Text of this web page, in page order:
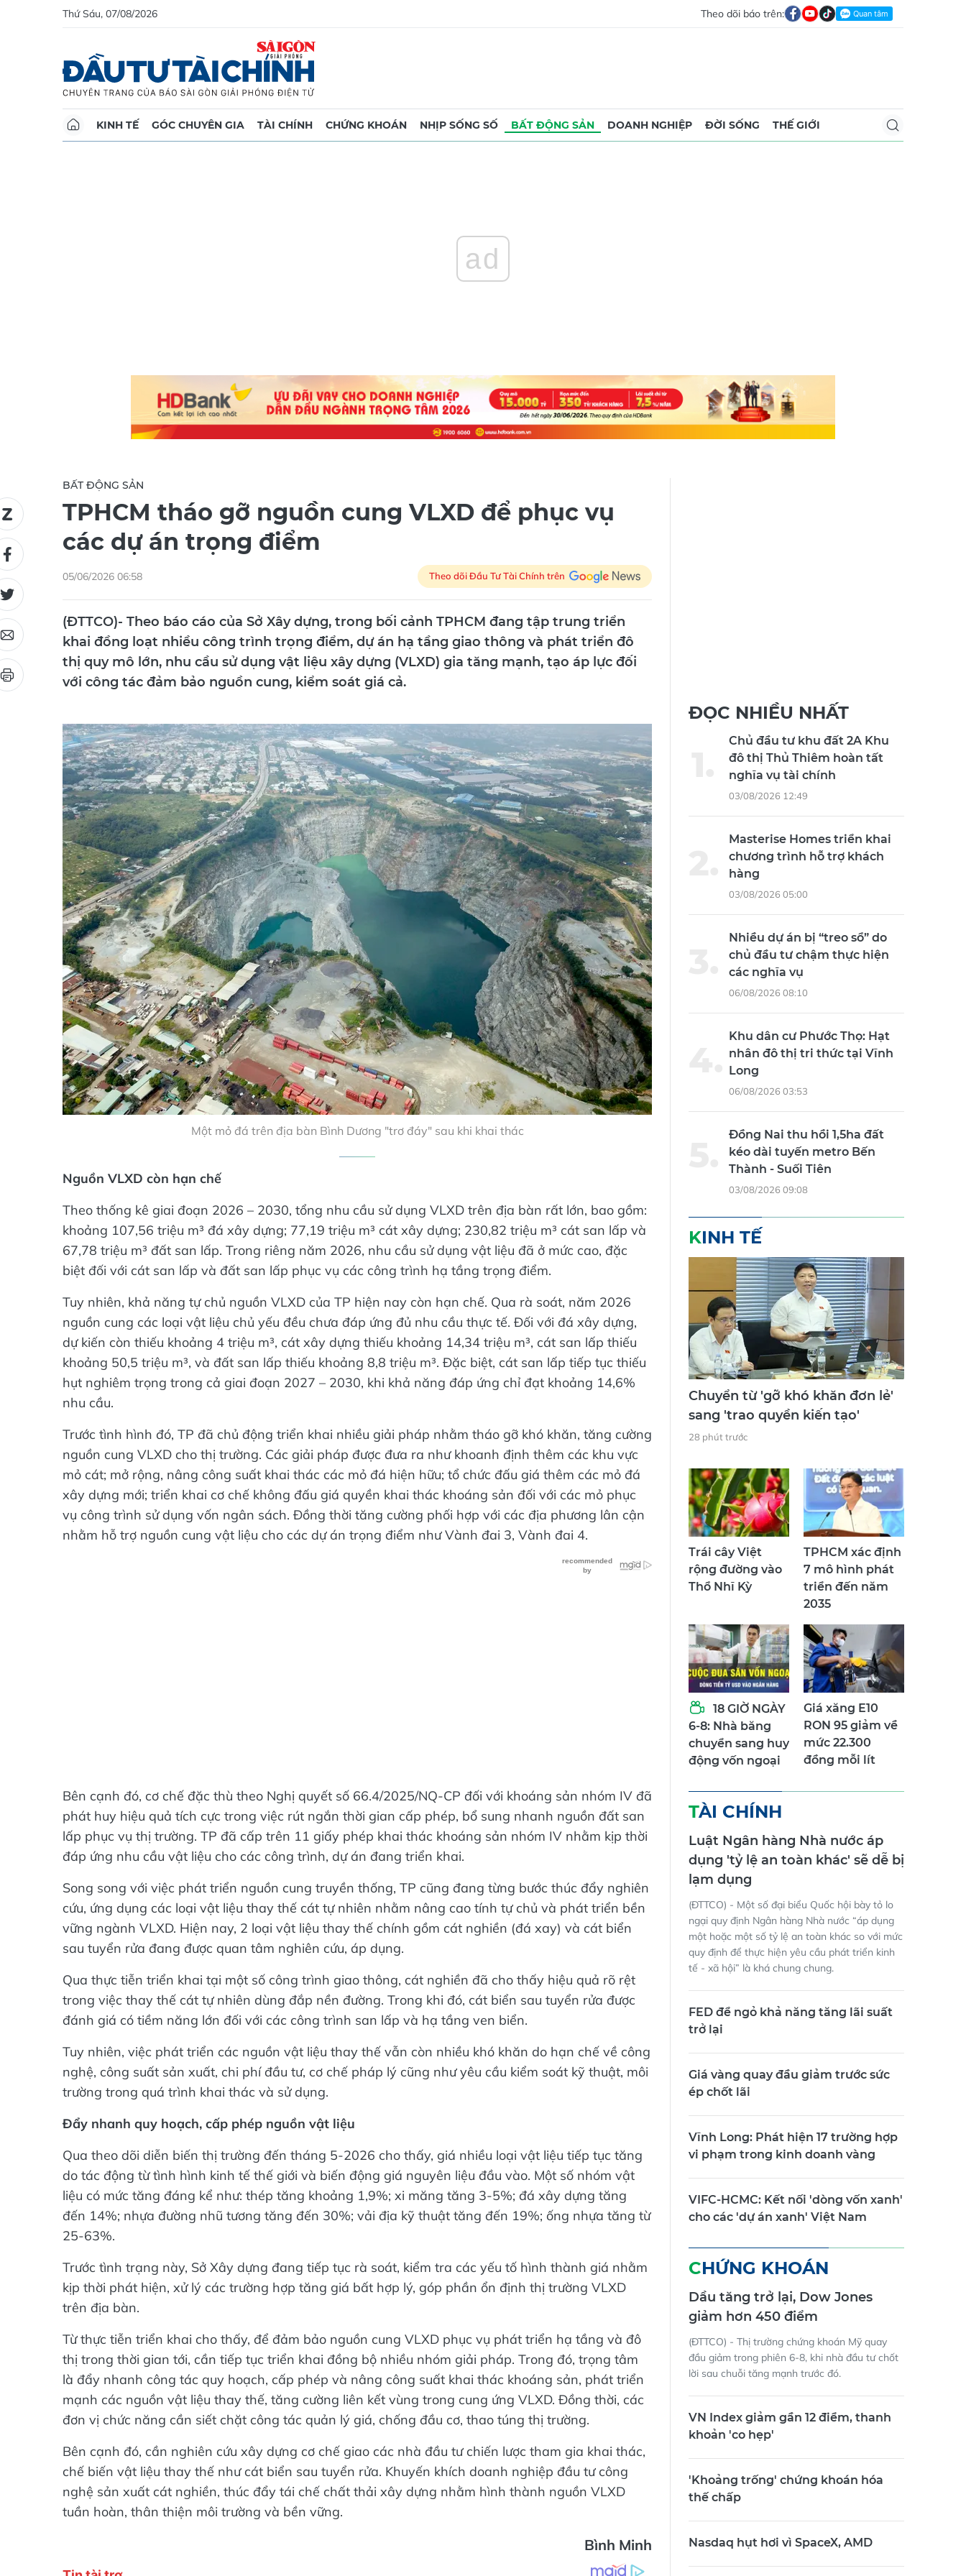
Thứ Sáu, 07/08/2026 Theo dõi báo trên:
KINH TẾ GÓC CHUYÊN GIA TÀI CHÍNH CHỨNG KHOÁN NHỊP SỐNG SỐ BẤT ĐỘNG SẢN DOANH NGHIỆP ĐỜI SỐNG THẾ GIỚI
ad
BẤT ĐỘNG SẢN
TPHCM tháo gỡ nguồn cung VLXD để phục vụ
các dự án trọng điểm
05/06/2026 06:58 Theo dõi Đầu Tư Tài Chính trên
(ĐTTCO)- Theo báo cáo của Sở Xây dựng, trong bối cảnh TPHCM đang tập trung triển
khai đồng loạt nhiều công trình trọng điểm, dự án hạ tầng giao thông và phát triển đô
thị quy mô lớn, nhu cầu sử dụng vật liệu xây dựng (VLXD) gia tăng mạnh, tạo áp lực đối
với công tác đảm bảo nguồn cung, kiểm soát giá cả.
Một mỏ đá trên địa bàn Bình Dương "trơ đáy" sau khi khai thác
Nguồn VLXD còn hạn chế
Theo thống kê giai đoạn 2026 – 2030, tổng nhu cầu sử dụng VLXD trên địa bàn rất lớn, bao gồm:
khoảng 107,56 triệu m³ đá xây dựng; 77,19 triệu m³ cát xây dựng; 230,82 triệu m³ cát san lấp và
67,78 triệu m³ đất san lấp. Trong riêng năm 2026, nhu cầu sử dụng vật liệu đã ở mức cao, đặc
biệt đối với cát san lấp và đất san lấp phục vụ các công trình hạ tầng trọng điểm.
Tuy nhiên, khả năng tự chủ nguồn VLXD của TP hiện nay còn hạn chế. Qua rà soát, năm 2026
nguồn cung các loại vật liệu chủ yếu đều chưa đáp ứng đủ nhu cầu thực tế. Đối với đá xây dựng,
dự kiến còn thiếu khoảng 4 triệu m³, cát xây dựng thiếu khoảng 14,34 triệu m³, cát san lấp thiếu
khoảng 50,5 triệu m³, và đất san lấp thiếu khoảng 8,8 triệu m³. Đặc biệt, cát san lấp tiếp tục thiếu
hụt nghiêm trọng trong cả giai đoạn 2027 – 2030, khi khả năng đáp ứng chỉ đạt khoảng 14,6%
nhu cầu.
Trước tình hình đó, TP đã chủ động triển khai nhiều giải pháp nhằm tháo gỡ khó khăn, tăng cường
nguồn cung VLXD cho thị trường. Các giải pháp được đưa ra như khoanh định thêm các khu vực
mỏ cát; mở rộng, nâng công suất khai thác các mỏ đá hiện hữu; tổ chức đấu giá thêm các mỏ đá
xây dựng mới; triển khai cơ chế không đấu giá quyền khai thác khoáng sản đối với các mỏ phục
vụ công trình sử dụng vốn ngân sách. Đồng thời tăng cường phối hợp với các địa phương lân cận
nhằm hỗ trợ nguồn cung vật liệu cho các dự án trọng điểm như Vành đai 3, Vành đai 4.
Bên cạnh đó, cơ chế đặc thù theo Nghị quyết số 66.4/2025/NQ-CP đối với khoáng sản nhóm IV đã
phát huy hiệu quả tích cực trong việc rút ngắn thời gian cấp phép, bổ sung nhanh nguồn đất san
lấp phục vụ thị trường. TP đã cấp trên 11 giấy phép khai thác khoáng sản nhóm IV nhằm kịp thời
đáp ứng nhu cầu vật liệu cho các công trình, dự án đang triển khai.
Song song với việc phát triển nguồn cung truyền thống, TP cũng đang từng bước thúc đẩy nghiên
cứu, ứng dụng các loại vật liệu thay thế cát tự nhiên nhằm nâng cao tính tự chủ và phát triển bền
vững ngành VLXD. Hiện nay, 2 loại vật liệu thay thế chính gồm cát nghiền (đá xay) và cát biển
sau tuyển rửa đang được quan tâm nghiên cứu, áp dụng.
Qua thực tiễn triển khai tại một số công trình giao thông, cát nghiền đã cho thấy hiệu quả rõ rệt
trong việc thay thế cát tự nhiên dùng đắp nền đường. Trong khi đó, cát biển sau tuyển rửa được
đánh giá có tiềm năng lớn đối với các công trình san lấp và hạ tầng ven biển.
Tuy nhiên, việc phát triển các nguồn vật liệu thay thế vẫn còn nhiều khó khăn do hạn chế về công
nghệ, công suất sản xuất, chi phí đầu tư, cơ chế pháp lý cũng như yêu cầu kiểm soát kỹ thuật, môi
trường trong quá trình khai thác và sử dụng.
Đẩy nhanh quy hoạch, cấp phép nguồn vật liệu
Qua theo dõi diễn biến thị trường đến tháng 5-2026 cho thấy, giá nhiều loại vật liệu tiếp tục tăng
do tác động từ tình hình kinh tế thế giới và biến động giá nguyên liệu đầu vào. Một số nhóm vật
liệu có mức tăng đáng kể như: thép tăng khoảng 1,9%; xi măng tăng 3-5%; đá xây dựng tăng
đến 14%; nhựa đường nhũ tương tăng đến 30%; vải địa kỹ thuật tăng đến 19%; ống nhựa tăng từ
25-63%.
Trước tình trạng này, Sở Xây dựng đang tiếp tục rà soát, kiểm tra các yếu tố hình thành giá nhằm
kịp thời phát hiện, xử lý các trường hợp tăng giá bất hợp lý, góp phần ổn định thị trường VLXD
trên địa bàn.
Từ thực tiễn triển khai cho thấy, để đảm bảo nguồn cung VLXD phục vụ phát triển hạ tầng và đô
thị trong thời gian tới, cần tiếp tục triển khai đồng bộ nhiều nhóm giải pháp. Trong đó, trọng tâm
là đẩy nhanh công tác quy hoạch, cấp phép và nâng công suất khai thác khoáng sản, phát triển
mạnh các nguồn vật liệu thay thế, tăng cường liên kết vùng trong cung ứng VLXD. Đồng thời, các
đơn vị chức năng cần siết chặt công tác quản lý giá, chống đầu cơ, thao túng thị trường.
Bên cạnh đó, cần nghiên cứu xây dựng cơ chế giao các nhà đầu tư chiến lược tham gia khai thác,
chế biến vật liệu thay thế như cát biển sau tuyển rửa. Khuyến khích doanh nghiệp đầu tư công
nghệ sản xuất cát nghiền, thúc đẩy tái chế chất thải xây dựng nhằm hình thành nguồn VLXD
tuần hoàn, thân thiện môi trường và bền vững.
Bình Minh
ĐỌC NHIỀU NHẤT
Chủ đầu tư khu đất 2A Khu
đô thị Thủ Thiêm hoàn tất
nghĩa vụ tài chính
03/08/2026 12:49
Masterise Homes triển khai
chương trình hỗ trợ khách
hàng
03/08/2026 05:00
Nhiều dự án bị “treo sổ” do
chủ đầu tư chậm thực hiện
các nghĩa vụ
06/08/2026 08:10
Khu dân cư Phước Thọ: Hạt
nhân đô thị tri thức tại Vĩnh
Long
06/08/2026 03:53
Đồng Nai thu hồi 1,5ha đất
kéo dài tuyến metro Bến
Thành - Suối Tiên
03/08/2026 09:08
KINH TẾ
Chuyển từ 'gỡ khó khăn đơn lẻ'
sang 'trao quyền kiến tạo'
28 phút trước
Trái cây Việt
rộng đường vào
Thổ Nhĩ Kỳ
TPHCM xác định
7 mô hình phát
triển đến năm
2035
18 GIỜ NGÀY
6-8: Nhà băng
chuyển sang huy
động vốn ngoại
Giá xăng E10
RON 95 giảm về
mức 22.300
đồng mỗi lít
TÀI CHÍNH
Luật Ngân hàng Nhà nước áp
dụng 'tỷ lệ an toàn khác' sẽ dễ bị
lạm dụng
(ĐTTCO) - Một số đại biểu Quốc hội bày tỏ lo
ngại quy định Ngân hàng Nhà nước “áp dụng
một hoặc một số tỷ lệ an toàn khác so với mức
quy định để thực hiện yêu cầu phát triển kinh
tế - xã hội” là khá chung chung.
FED để ngỏ khả năng tăng lãi suất
trở lại
Giá vàng quay đầu giảm trước sức
ép chốt lãi
Vĩnh Long: Phát hiện 17 trường hợp
vi phạm trong kinh doanh vàng
VIFC-HCMC: Kết nối 'dòng vốn xanh'
cho các 'dự án xanh' Việt Nam
CHỨNG KHOÁN
Dầu tăng trở lại, Dow Jones
giảm hơn 450 điểm
(ĐTTCO) - Thị trường chứng khoán Mỹ quay
đầu giảm trong phiên 6-8, khi nhà đầu tư chốt
lời sau chuỗi tăng mạnh trước đó.
VN Index giảm gần 12 điểm, thanh
khoản 'co hẹp'
'Khoảng trống' chứng khoán hóa
thế chấp
Nasdaq hụt hơi vì SpaceX, AMD